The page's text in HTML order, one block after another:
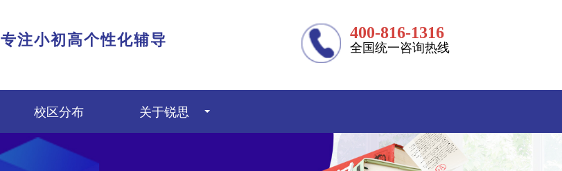
专注小初高个性化辅导 400-816-1316
全国统一咨询热线
校区分布 关于锐思